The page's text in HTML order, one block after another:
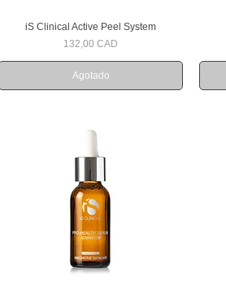
Vista rápida
iS Clinical Active Peel System
Precio
132,00 CAD
Agotado